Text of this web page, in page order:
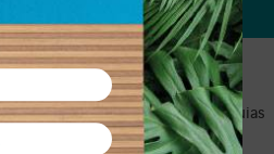
Vale Presente Clube de Águias